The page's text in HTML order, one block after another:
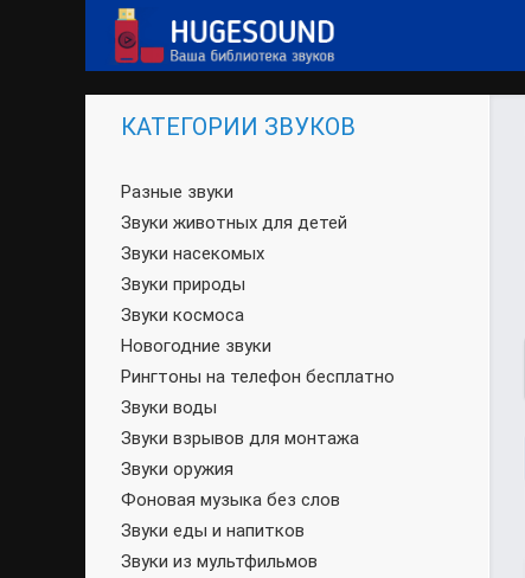
КАТЕГОРИИ ЗВУКОВ
Разные звуки
Звуки животных для детей
Звуки насекомых
Звуки природы
Звуки космоса
Новогодние звуки
Рингтоны на телефон бесплатно
Звуки воды
Звуки взрывов для монтажа
Звуки оружия
Фоновая музыка без слов
Звуки еды и напитков
Звуки из мультфильмов